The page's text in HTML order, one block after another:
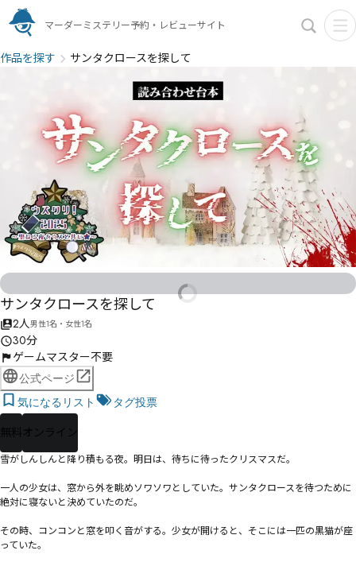
マーダーミステリー予約・レビューサイト
作品を探す サンタクロースを探して
サンタクロースを探して
2人男性1名・女性1名
30分
ゲームマスター不要
公式ページ
気になるリスト
タグ投票
無料 オンライン
雪がしんしんと降り積もる夜。明日は、待ちに待ったクリスマスだ。
一人の少女は、窓から外を眺めソワソワとしていた。サンタクロースを待つために
絶対に寝ないと決めていたのだ。
その時、コンコンと窓を叩く音がする。少女が開けると、そこには一匹の黒猫が座
っていた。